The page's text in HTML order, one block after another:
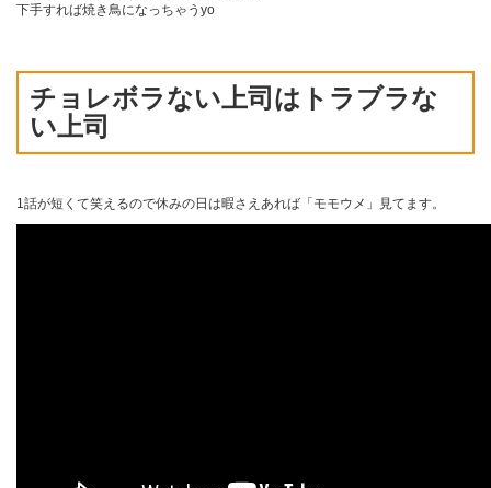
下手すれば焼き鳥になっちゃうyo
チョレボラない上司はトラブラな
い上司
1話が短くて笑えるので休みの日は暇さえあれば「モモウメ」見てます。